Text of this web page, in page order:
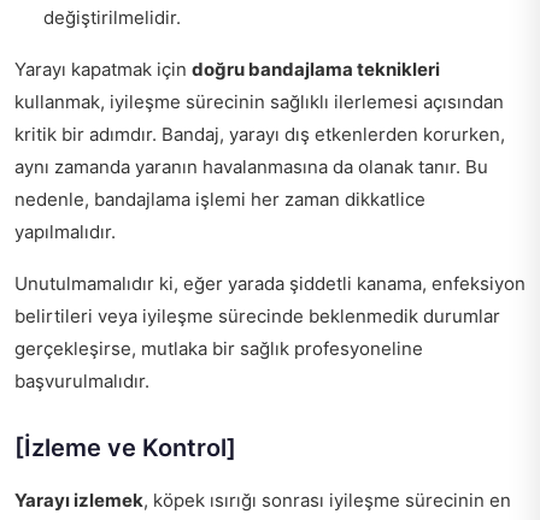
değiştirilmelidir.
Yarayı kapatmak için doğru bandajlama teknikleri
kullanmak, iyileşme sürecinin sağlıklı ilerlemesi açısından
kritik bir adımdır. Bandaj, yarayı dış etkenlerden korurken,
aynı zamanda yaranın havalanmasına da olanak tanır. Bu
nedenle, bandajlama işlemi her zaman dikkatlice
yapılmalıdır.
Unutulmamalıdır ki, eğer yarada şiddetli kanama, enfeksiyon
belirtileri veya iyileşme sürecinde beklenmedik durumlar
gerçekleşirse, mutlaka bir sağlık profesyoneline
başvurulmalıdır.
[İzleme ve Kontrol]
Yarayı izlemek, köpek ısırığı sonrası iyileşme sürecinin en